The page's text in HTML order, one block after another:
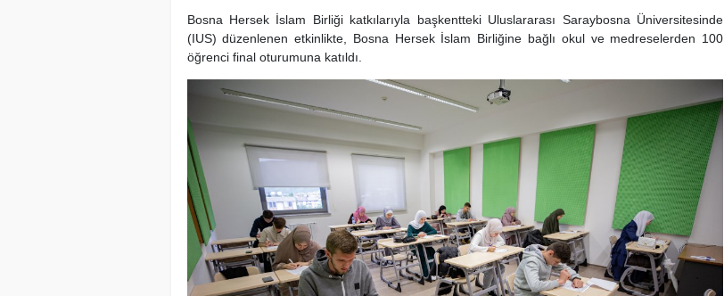
Bosna Hersek İslam Birliği katkılarıyla başkentteki Uluslararası Saraybosna Üniversitesinde
(IUS) düzenlenen etkinlikte, Bosna Hersek İslam Birliğine bağlı okul ve medreselerden 100
öğrenci final oturumuna katıldı.